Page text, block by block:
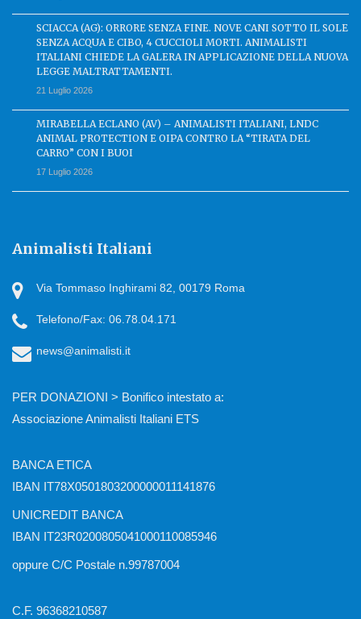
SCIACCA (AG): ORRORE SENZA FINE. NOVE CANI SOTTO IL SOLE
SENZA ACQUA E CIBO, 4 CUCCIOLI MORTI. ANIMALISTI
ITALIANI CHIEDE LA GALERA IN APPLICAZIONE DELLA NUOVA
LEGGE MALTRATTAMENTI.
21 Luglio 2026
MIRABELLA ECLANO (AV) – ANIMALISTI ITALIANI, LNDC
ANIMAL PROTECTION E OIPA CONTRO LA “TIRATA DEL
CARRO” CON I BUOI
17 Luglio 2026
Animalisti Italiani
Via Tommaso Inghirami 82, 00179 Roma
Telefono/Fax: 06.78.04.171
news@animalisti.it
PER DONAZIONI > Bonifico intestato a:
Associazione Animalisti Italiani ETS
BANCA ETICA
IBAN IT78X0501803200000011141876
UNICREDIT BANCA
IBAN IT23R0200805041000110085946
oppure C/C Postale n.99787004
C.F. 96368210587